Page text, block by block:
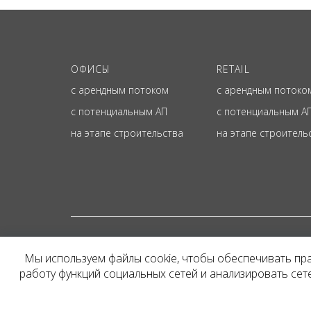
ОФИСЫ
с арендным потоком
с потенциальным АП
на этапе строительства
RETAIL
с арендным
с потенциальным
на этапе
Представленная на
и не является
Мы используем файлы cookie, чтобы обеспечивать
работу функций социальных сетей и анализировать